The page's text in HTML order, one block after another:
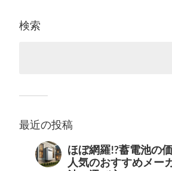
検索
最近の投稿
ほぼ網羅!?蓄電池の
人気のおすすめメー